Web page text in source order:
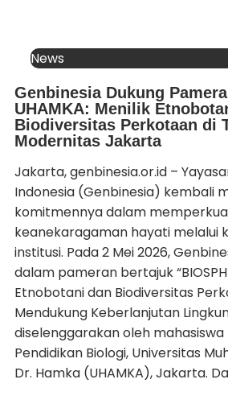
News
Genbinesia Dukung
UHAMKA: Menilik
Biodiversitas Perkotaan di
Modernitas Jakarta
Jakarta, genbinesia.or.id –
Indonesia (Genbinesia) kembali
komitmennya dalam
keanekaragaman hayati melalui
institusi. Pada 2 Mei 2026,
dalam pameran bertajuk
Etnobotani dan Biodiversitas
Mendukung Keberlanjutan
diselenggarakan oleh
Pendidikan Biologi, Universitas
Dr. Hamka (UHAMKA), Jakarta.